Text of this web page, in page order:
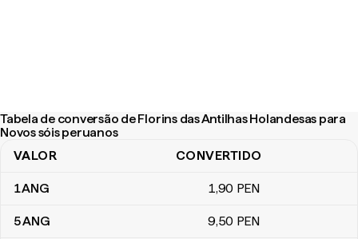
Tabela de conversão de Florins das Antilhas Holandesas para
Novos sóis peruanos
Tabela de conversão de Florins das Antilhas Holandesas para
VALOR CONVERTIDO
1ANG 1,90 PEN
5ANG 9,50 PEN